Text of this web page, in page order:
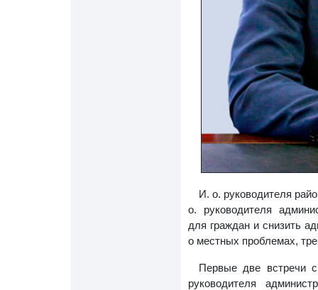
И. о. руководителя
о. руководителя
для граждан и снизить
о местных проблемах,
Первые две встречи
руководителя